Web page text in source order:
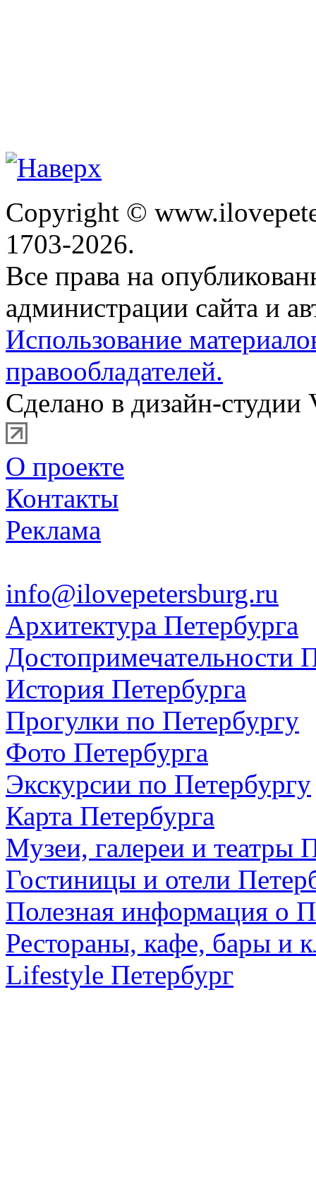
Copyright ©
1703-2026.
Все права на
администрации сайта и
Использование
правообладателей.
Сделано в дизайн-студии
О проекте
Контакты
Реклама
info@ilovepetersburg.ru
Архитектура Петербурга
Достопримечательности
История Петербурга
Прогулки по Петербургу
Фото Петербурга
Экскурсии по Петербургу
Карта Петербурга
Музеи, галереи и театры
Гостиницы и отели
Полезная информация о
Рестораны, кафе, бары и
Lifestyle Петербург